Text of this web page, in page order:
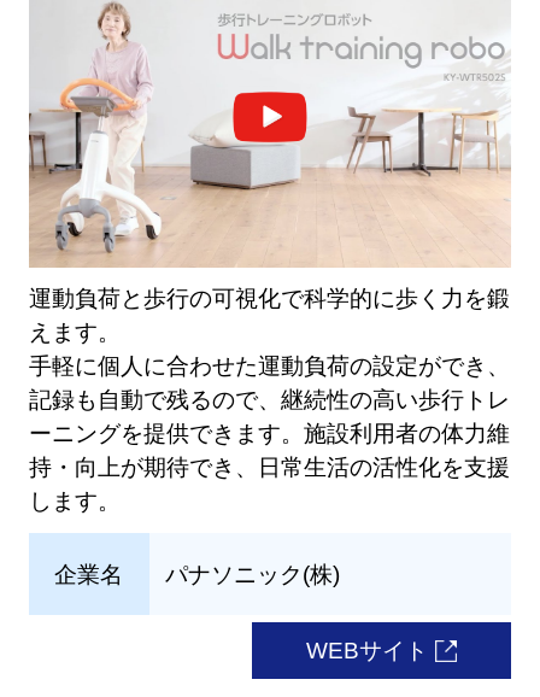
運動負荷と歩行の可視化で科学的に歩く力を鍛
えます。
手軽に個人に合わせた運動負荷の設定ができ、
記録も自動で残るので、継続性の高い歩行トレ
ーニングを提供できます。施設利用者の体力維
持・向上が期待でき、日常生活の活性化を支援
します。
企業名 パナソニック(株)
WEBサイト